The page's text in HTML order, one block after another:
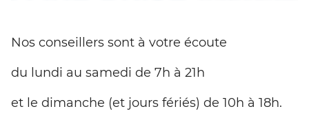
Nos conseillers sont à votre écoute
du lundi au samedi de 7h à 21h
et le dimanche (et jours fériés) de 10h à 18h.